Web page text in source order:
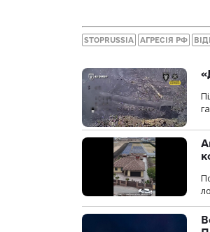
STOPRUSSIA АГРЕСІЯ РФ